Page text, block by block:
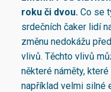
roku či dvou. Co se
srdečních čaker lidí
změnu nedokážu
vlivů. Těchto vlivů
některé náměty,
například velmi silné